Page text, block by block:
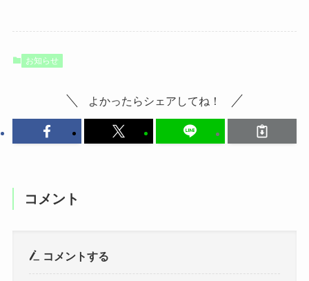
お知らせ
よかったらシェアしてね！
コメント
コメントする